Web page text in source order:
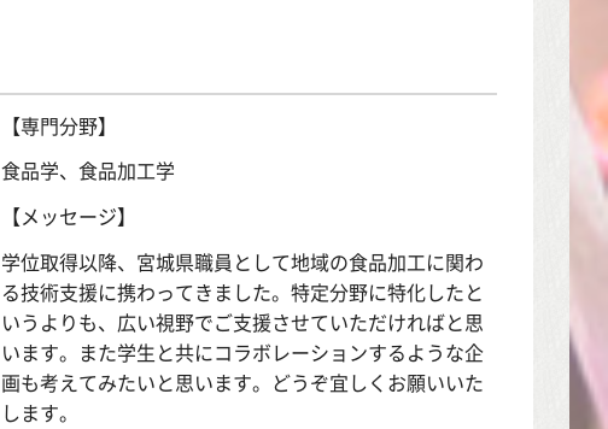
【専門分野】
食品学、食品加工学
【メッセージ】
学位取得以降、宮城県職員として地域の食品加工に関わ
る技術支援に携わってきました。特定分野に特化したと
いうよりも、広い視野でご支援させていただければと思
います。また学生と共にコラボレーションするような企
画も考えてみたいと思います。どうぞ宜しくお願いいた
します。